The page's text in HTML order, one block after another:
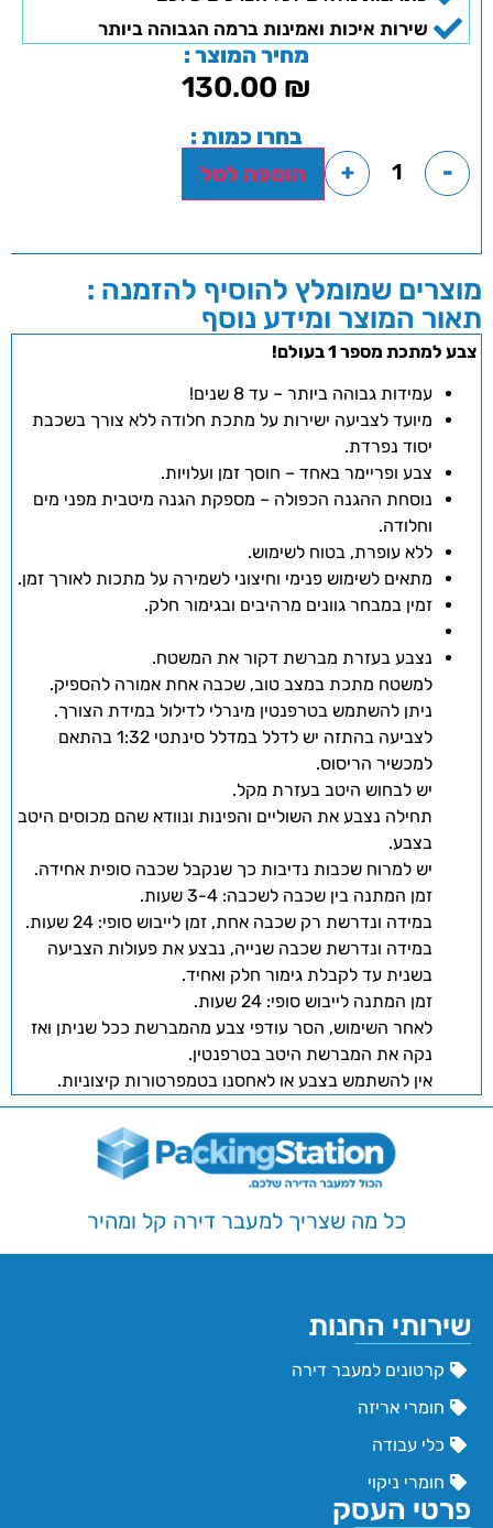
שירות איכות ואמינות ברמה הגבוהה ביותר
מחיר המוצר :
130.00 ₪
בחרו כמות :
-
+ הוספה לסל
מוצרים שמומלץ להוסיף להזמנה :
תאור המוצר ומידע נוסף
צבע למתכת מספר 1 בעולם!
עמידות גבוהה ביותר – עד 8 שנים!
מיועד לצביעה ישירות על מתכת חלודה ללא צורך בשכבת
יסוד נפרדת.
צבע ופריימר באחד – חוסך זמן ועלויות.
נוסחת ההגנה הכפולה – מספקת הגנה מיטבית מפני מים
וחלודה.
ללא עופרת, בטוח לשימוש.
מתאים לשימוש פנימי וחיצוני לשמירה על מתכות לאורך זמן.
זמין במבחר גוונים מרהיבים ובגימור חלק.
נצבע בעזרת מברשת דקור את המשטח.
למשטח מתכת במצב טוב, שכבה אחת אמורה להספיק.
ניתן להשתמש בטרפנטין מינרלי לדילול במידת הצורך.
לצביעה בהתזה יש לדלל במדלל סינתטי 1:32 בהתאם
למכשיר הריסוס.
יש לבחוש היטב בעזרת מקל.
תחילה נצבע את השוליים והפינות ונוודא שהם מכוסים היטב
בצבע.
יש למרוח שכבות נדיבות כך שנקבל שכבה סופית אחידה.
זמן המתנה בין שכבה לשכבה: 3-4 שעות.
במידה ונדרשת רק שכבה אחת, זמן לייבוש סופי: 24 שעות.
במידה ונדרשת שכבה שנייה, נבצע את פעולות הצביעה
בשנית עד לקבלת גימור חלק ואחיד.
זמן המתנה לייבוש סופי: 24 שעות.
לאחר השימוש, הסר עודפי צבע מהמברשת ככל שניתן ואז
נקה את המברשת היטב בטרפנטין.
אין להשתמש בצבע או לאחסנו בטמפרטורות קיצוניות.
כל מה שצריך למעבר דירה קל ומהיר
שירותי החנות
קרטונים למעבר דירה
חומרי אריזה
כלי עבודה
חומרי ניקוי
פרטי העסק